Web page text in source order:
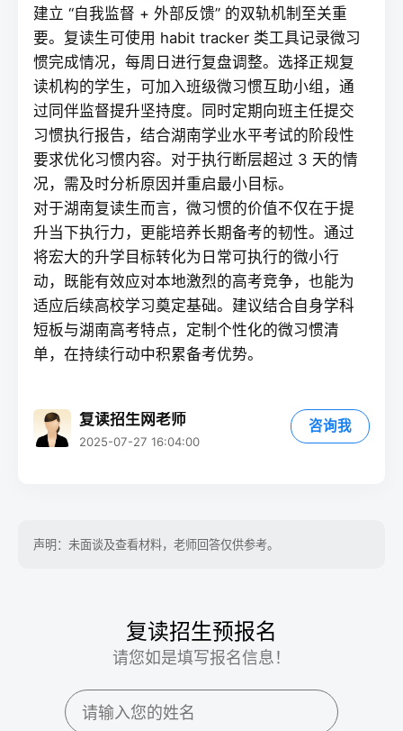
建立 “自我监督 + 外部反馈” 的双轨机制至关重
要。 复读生可使用 habit tracker 类工具记录微习
惯完成情况，每周日进行复盘调整。选择正规复
读机构的学生，可加入班级微习惯互助小组，通
过同伴监督提升坚持度。同时定期向班主任提交
习惯执行报告，结合湖南学业水平考试的阶段性
要求优化习惯内容。对于执行断层超过 3 天的情
况，需及时分析原因并重启最小目标。
对于湖南复读生而言，微习惯的价值不仅在于提
升当下执行力，更能培养长期备考的韧性。通过
将宏大的升学目标转化为日常可执行的微小行
动，既能有效应对本地激烈的高考竞争，也能为
适应后续高校学习奠定基础。建议结合自身学科
短板与湖南高考特点，定制个性化的微习惯清
单，在持续行动中积累备考优势。
复读招生网老师
2025-07-27 16:04:00
咨询我
声明：未面谈及查看材料，老师回答仅供参考。
复读招生预报名
请您如是填写报名信息！